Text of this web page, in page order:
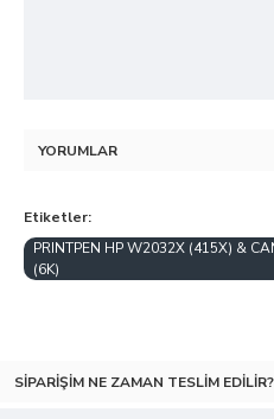
YORUMLAR
Etiketler:
PRINTPEN HP W2032X (415X) &
(6K)
SIPARIŞIM NE ZAMAN TESLIM EDILIR?